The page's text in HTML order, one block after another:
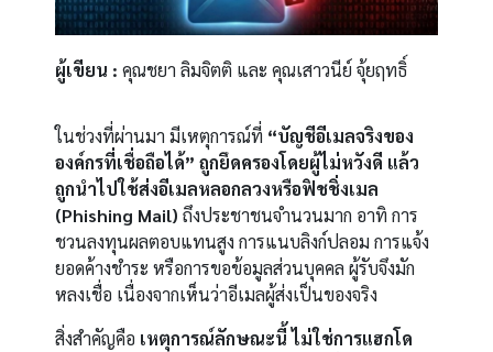
ผู้เขียน : คุณชยา ลิมจิตติ และ คุณเสาวนีย์ จุ้ยฤทธิ์
ในช่วงที่ผ่านมา มีเหตุการณ์ที่ “บัญชีอีเมลจริงของ
องค์กรที่เชื่อถือได้” ถูกยึดครองโดยผู้ไม่หวังดี แล้ว
ถูกนำไปใช้ส่งอีเมลหลอกลวงหรือฟิชชิ่งเมล
(Phishing Mail)ถึงประชาชนจำนวนมาก อาทิ การ
ชวนลงทุนผลตอบแทนสูง การแนบลิงก์ปลอม การแจ้ง
ยอดค้างชำระ หรือการขอข้อมูลส่วนบุคคล ผู้รับจึงมัก
หลงเชื่อ เนื่องจากเห็นว่าอีเมลผู้ส่งเป็นของจริง
สิ่งสำคัญคือ เหตุการณ์ลักษณะนี้ ไม่ใช่การแฮกโด